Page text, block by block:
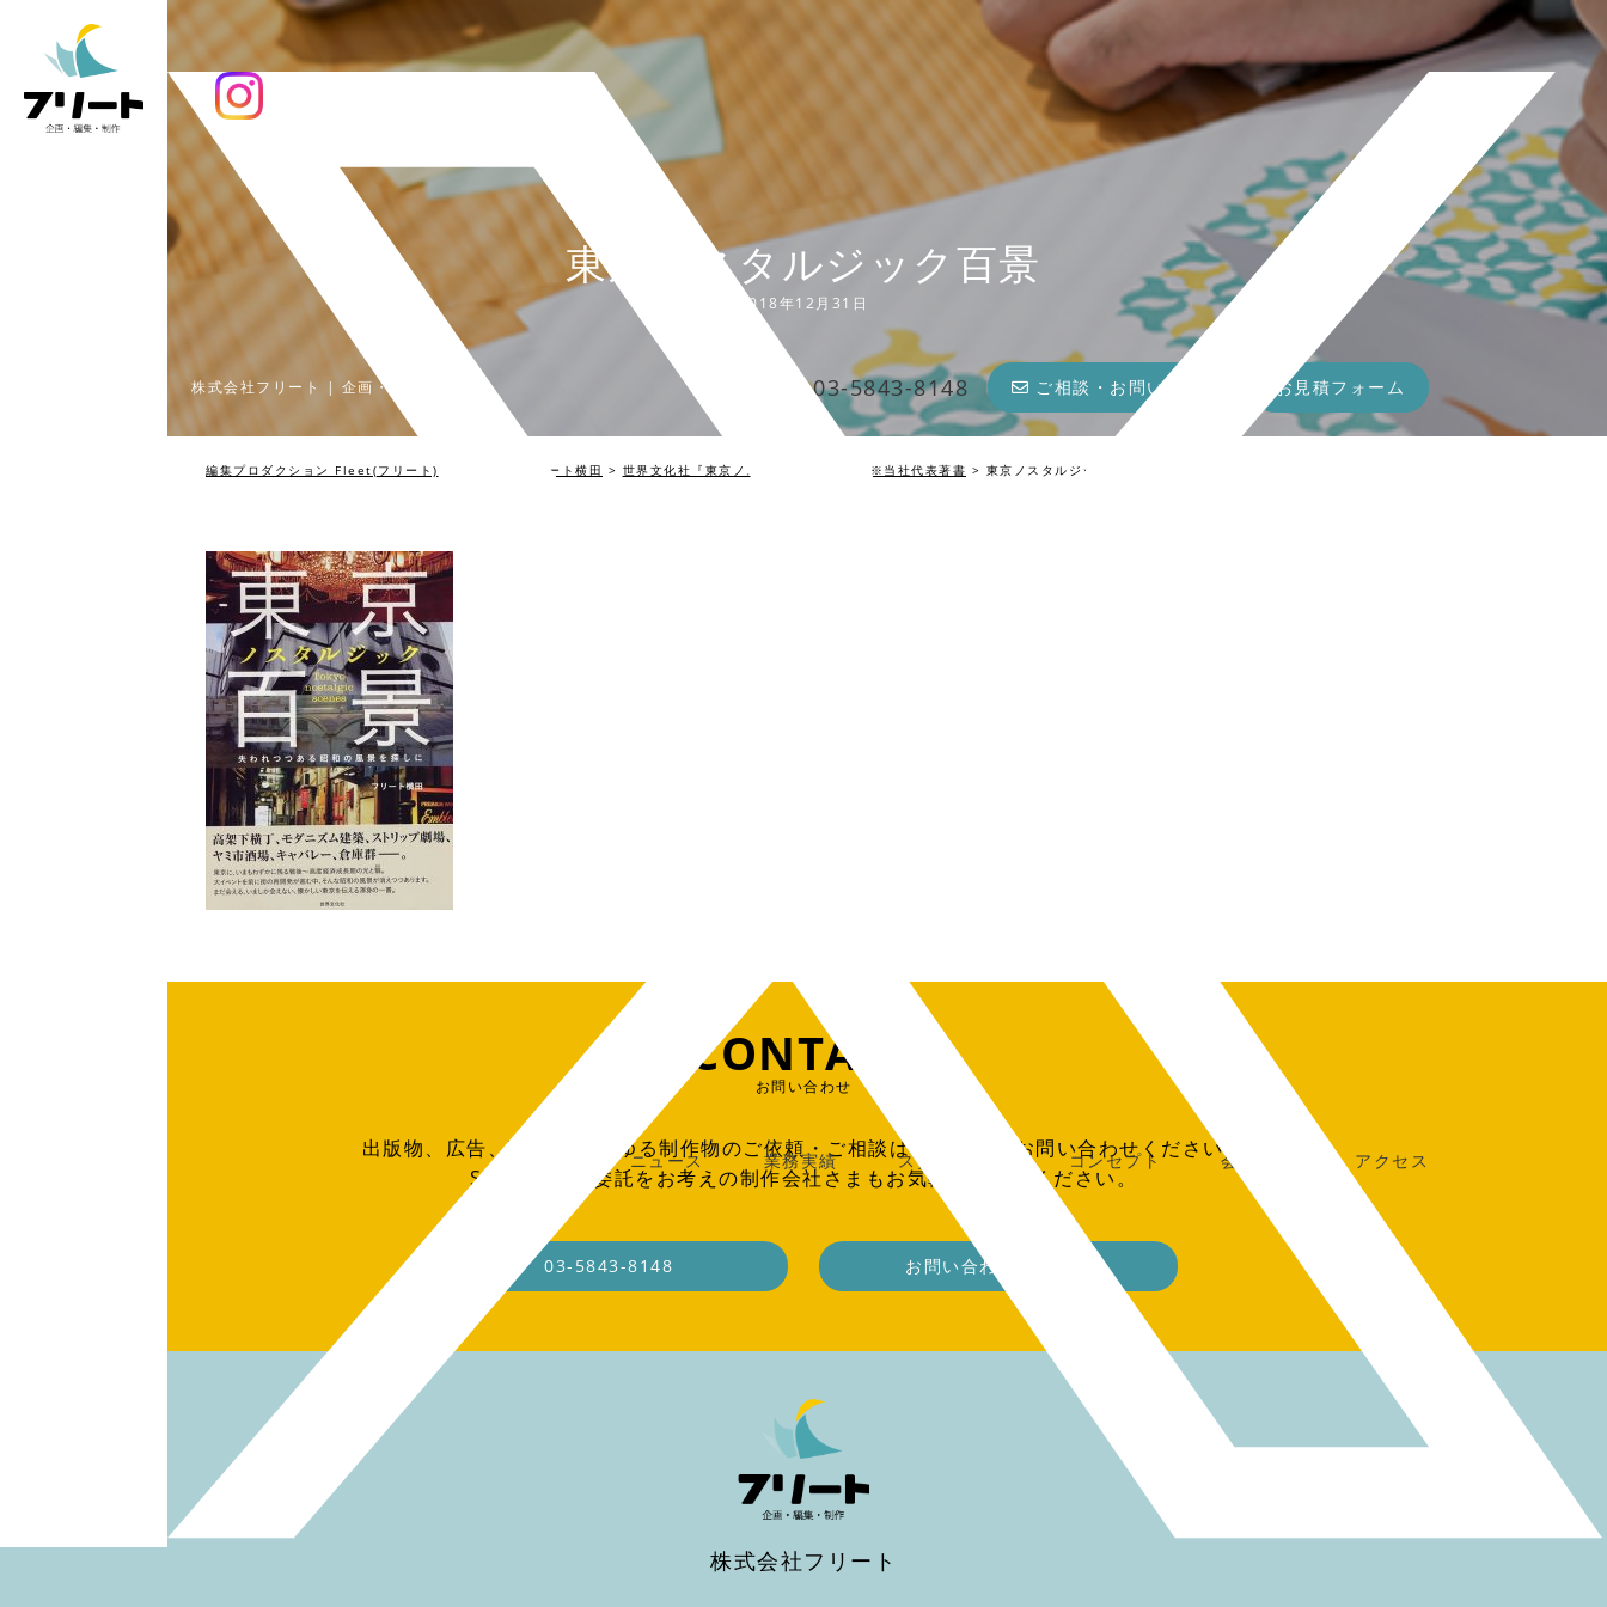
株式会社フリート | 企画・編集・制作 03-5843-8148 ご相談・お問い合わせ お見積フォーム
ニュース 業務実績 スタッフ募集 コンセプト 会社概要 アクセス
東京ノスタルジック百景
2018年12月31日
編集プロダクション Fleet(フリート) フリート横田 > 世界文化社『東京ノスタルジック百景』※当社代表著書 > 東京ノスタルジック百景
CONTACT
お問い合わせ
出版物、広告、WEB、あらゆる制作物のご依頼・ご相談はこちらからお問い合わせください。
SOHO・業務委託をお考えの制作会社さまもお気軽にご連絡ください。
03-5843-8148 お問い合わせフォーム
株式会社フリート